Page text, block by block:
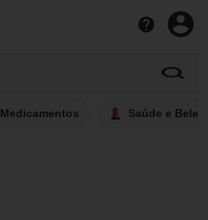
Medicamentos Saúde e